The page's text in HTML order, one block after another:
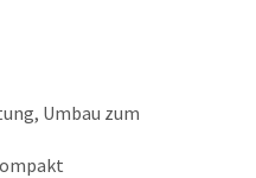
Umbau zum